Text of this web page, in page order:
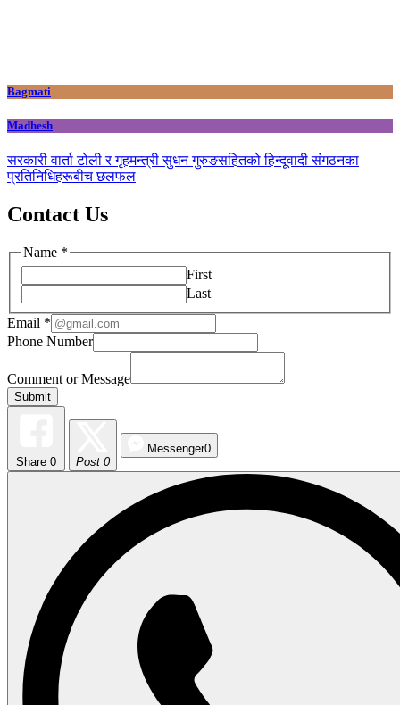
Bagmati
Madhesh
सरकारी वार्ता टोली र गृहमन्त्री सुधन गुरुङसहितको हिन्दूवादी संगठनका
प्रतिनिधिहरूबीच छलफल
Contact Us
Name *
First
Last
Email *
Phone Number
Comment or Message
Submit
Share 0 Post 0
Messenger0